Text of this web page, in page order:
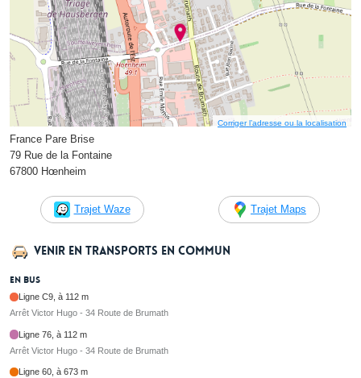
Corriger l’adresse ou la localisation
France Pare Brise
79 Rue de la Fontaine
67800 Hœnheim
Trajet Waze Trajet Maps
Venir en transports en commun
En bus
Ligne C9, à 112 m
Arrêt Victor Hugo - 34 Route de Brumath
Ligne 76, à 112 m
Arrêt Victor Hugo - 34 Route de Brumath
Ligne 60, à 673 m